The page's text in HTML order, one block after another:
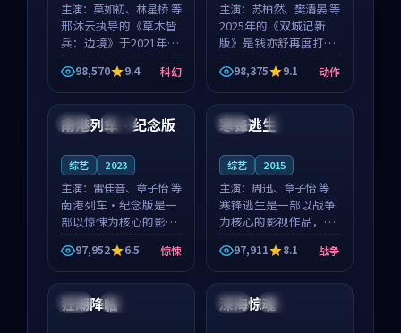
主演： 莫如初、林星桥 等
邢沐云执导的《草木皆
兵：边境》于2021年面
世，泰国的城市气质与
校园青春的人物心境共
同构筑了影片基调。莫
如初、林星桥用细腻的
表演撑起整部科幻电
98,570 9.4 科幻
主演： 苏柏然、樊清晏 等
2025年的《双城记新
版》是钱亦舒再度打磨
的动作佳作。中国大陆
的取景与沙漠探险的氛
围相互成就，苏柏然与
樊清晏的对手戏自然克
制，让整部影片在悬念
98,375 9.1 动作
日本 院线
南港列车·纪念版
综艺 2023
主演： 雷佳音、章子怡 等
南港列车·纪念版是一
部以惊悚为核心的影视
作品，围绕危机、反转
与人物成长展开，整体
节奏紧凑，值得推荐观
看。
97,952 6.5 惊悚
泰国 4K
寒锋逃生
综艺 2015
主演： 周迅、章子怡 等
寒锋逃生是一部以战争
为核心的影视作品，围
绕危机、反转与人物成
长展开，整体节奏紧
凑，值得推荐观看。
97,911 8.1 战争
英国 院线
狂潮降临 日本 杜比
深海惊魂